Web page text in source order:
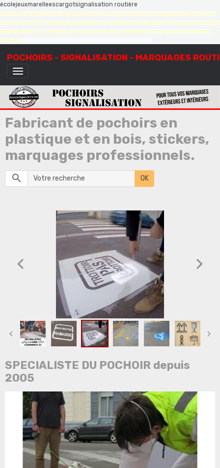
écolejeuxmarelleescargotsignalisation routière
Fabrication de pochoirs pour les professionnels, mairies, entreprises, marquage au sol, pochoirs pour
cour d'école, marelle, escargot, serpent, pochoirs de pictogrammes, pochoirs pour caisses de transport,
fabrication française, pochoirs de signalisation routière, signalétique, lettrages adhésifs, pochoirs
adhésifs,
POCHOIRS - SIGNALISATION - MARQUAGES
Fabricant de pochoirs en
plastique et en bois, stickers,
marquages professionnels.
OK
SPECIALISTE DU POCHOIR depuis
2005